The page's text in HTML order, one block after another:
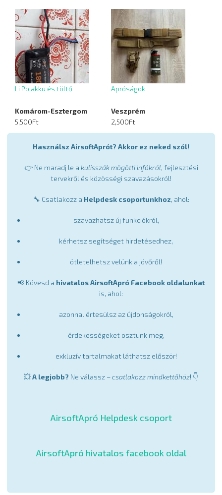
Li Po akku és töltő
Komárom-Esztergom
5,500Ft
Apróságok
Veszprém
2,500Ft
Használsz AirsoftAprót? Akkor ez neked szól!
👉 Ne maradj le a kulisszák mögötti infókról, fejlesztési
tervekről és közösségi szavazásokról!
🔧 Csatlakozz a Helpdesk csoportunkhoz, ahol:
szavazhatsz új funkciókról,
kérhetsz segítséget hirdetésedhez,
ötletelhetsz velünk a jövőről!
📢 Kövesd a hivatalos AirsoftApró Facebook oldalunkat
is, ahol:
azonnal értesülsz az újdonságokról,
érdekességeket osztunk meg,
exkluzív tartalmakat láthatsz először!
💥A legjobb? Ne válassz –csatlakozz mindkettőhöz! 👇
AirsoftApró Helpdesk csoport
AirsoftApró hivatalos facebook oldal